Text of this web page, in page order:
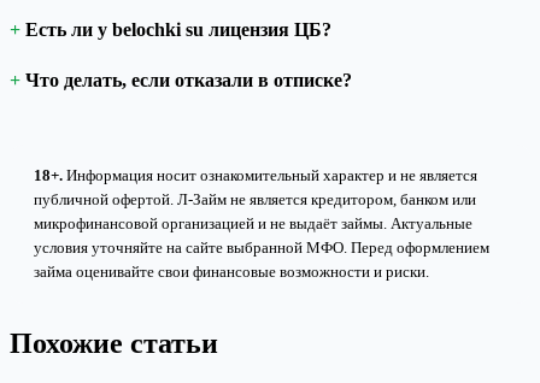
Есть ли у belochki su лицензия ЦБ?
Что делать, если отказали в отписке?
18+. Информация носит ознакомительный характер и не является
публичной офертой. Л-Займ не является кредитором, банком или
микрофинансовой организацией и не выдаёт займы. Актуальные
условия уточняйте на сайте выбранной МФО. Перед оформлением
займа оценивайте свои финансовые возможности и риски.
Похожие статьи